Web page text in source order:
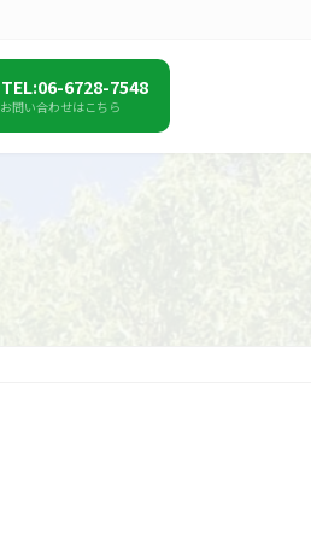
TEL:06-6728-7548
お問い合わせはこちら